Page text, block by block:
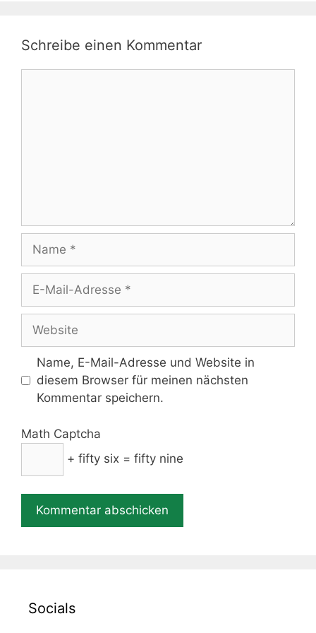
Schreibe einen Kommentar
Name
Adresse
Website
Name, E-Mail-Adresse und Website in
diesem Browser für meinen nächsten
Kommentar speichern.
Math Captcha
+ fifty six = fifty nine
Socials